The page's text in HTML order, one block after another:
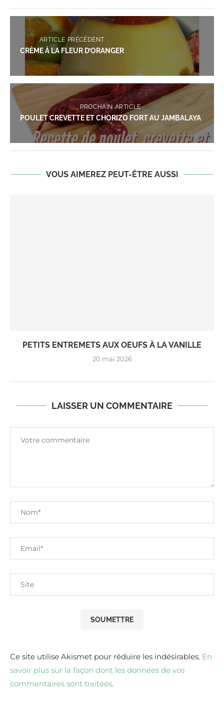
ARTICLE PRÉCÉDENT
CRÈME À LA FLEUR D’ORANGER
PROCHAIN ARTICLE
POULET CREVETTE ET CHORIZO FORT AU JAMBALAYA
VOUS AIMEREZ PEUT-ÊTRE AUSSI
PETITS ENTREMETS AUX OEUFS À LA VANILLE
20 mai 2026
LAISSER UN COMMENTAIRE
Ce site utilise Akismet pour réduire les indésirables. En
savoir plus sur la façon dont les données de vos
commentaires sont traitées.